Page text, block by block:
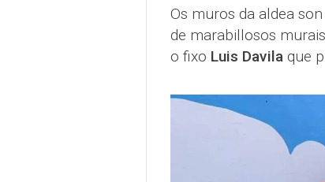
Os muros da aldea
de marabillosos
o fixo Luis Davilaque